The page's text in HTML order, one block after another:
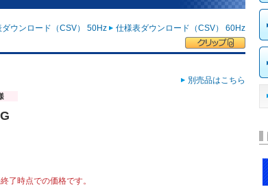
ダウンロード（CSV） 50Hz 仕様表ダウンロード（CSV） 60Hz
別売品はこちら
了時点での価格です。